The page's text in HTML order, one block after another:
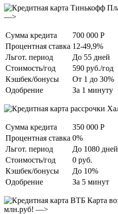
—>
Сумма кредита
700 000 Р
Процентная ставка 12-49,9%
Льгот. период
До 55 дней
Стоимость/год
590 руб./год
Кэшбек/бонусы
От 1 до 30%
Одобрение
За 1 минуту
Сумма кредита
350 000 Р
Процентная ставка 0%
Льгот. период
До 1080 дней
Стоимость/год
0 руб.
Кэшбек/бонусы
До 10%
Одобрение
За 5 минут
млн.руб! —>